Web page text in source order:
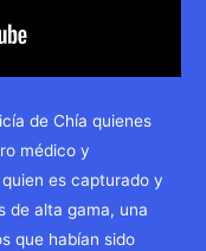
de Chía quienes
médico y
es capturado y
de alta gama, una
que habían sido